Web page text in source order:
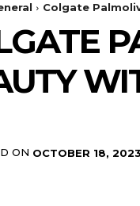
Colgate
ON OCTOBER 18, 2023